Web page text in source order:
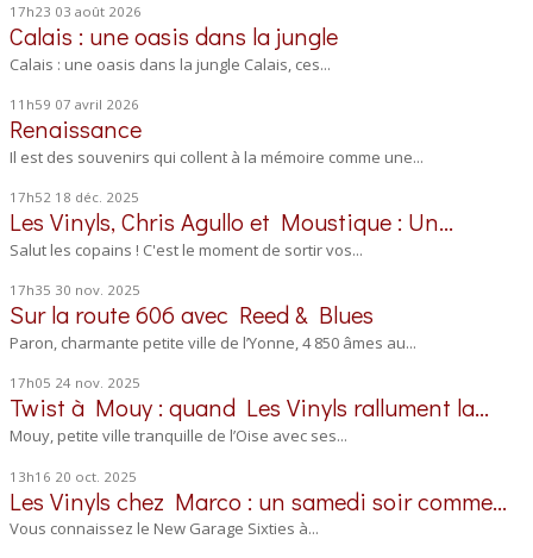
17h23 03 août 2026
Calais : une oasis dans la jungle
Calais : une oasis dans la jungle Calais, ces...
11h59 07 avril 2026
Renaissance
Il est des souvenirs qui collent à la mémoire comme une...
17h52 18 déc. 2025
Les Vinyls, Chris Agullo et Moustique : Un...
Salut les copains ! C'est le moment de sortir vos...
17h35 30 nov. 2025
Sur la route 606 avec Reed & Blues
Paron, charmante petite ville de l’Yonne, 4 850 âmes au...
17h05 24 nov. 2025
Twist à Mouy : quand Les Vinyls rallument la...
Mouy, petite ville tranquille de l’Oise avec ses...
13h16 20 oct. 2025
Les Vinyls chez Marco : un samedi soir comme...
Vous connaissez le New Garage Sixties à...